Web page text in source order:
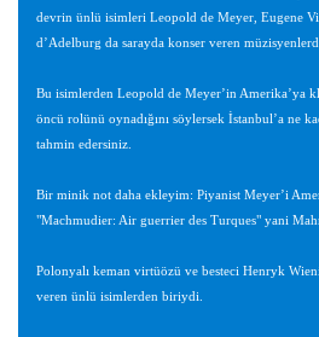
devrin ünlü isimleri Leopold de Meyer, Eugene
d’Adelburg da sarayda konser veren
Bu isimlerden Leopold de Meyer’in Amerika’ya
öncü rolünü oynadığını söylersek İstanbul’a ne
tahmin edersiniz.
Bir minik not daha ekleyim: Piyanist Meyer’i
"Machmudier: Air guerrier des Turques" yani
Polonyalı keman virtüözü ve besteci Henryk
veren ünlü isimlerden biriydi.